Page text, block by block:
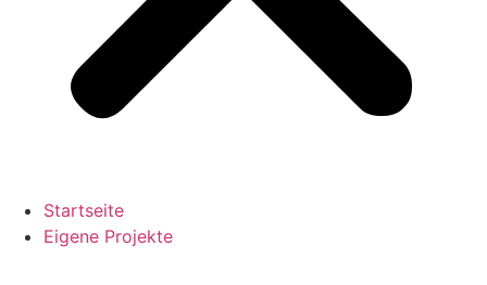
Startseite
Eigene Projekte